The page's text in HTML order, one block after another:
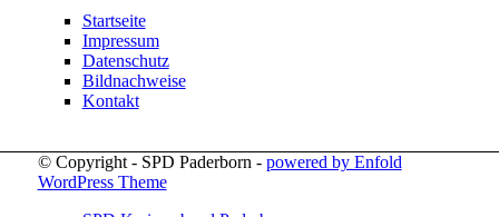
Startseite
Impressum
Datenschutz
Bildnachweise
Kontakt
© Copyright - SPD Paderborn - powered by Enfold
WordPress Theme